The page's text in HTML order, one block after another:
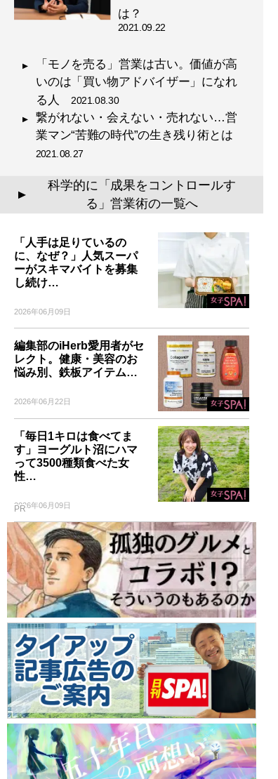
は？
2021.09.22
「モノを売る」営業は古い。価値が高
いのは「買い物アドバイザー」になれ
る人 2021.08.30
繋がれない・会えない・売れない…営
業マン“苦難の時代”の生き残り術とは
2021.08.27
▲
科学的に「成果をコントロールす
る」営業術の一覧へ
「人手は足りているの
に、なぜ？」人気スーパ
ーがスキマバイトを募集
し続け…
2026年06月09日
編集部のiHerb愛用者がセ
レクト。健康・美容のお
悩み別、鉄板アイテム…
2026年06月22日
「毎日1キロは食べてま
す」ヨーグルト沼にハマ
って3500種類食べた女
性…
2026年06月09日
PR